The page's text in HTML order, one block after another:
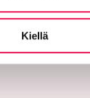
Kiellä
Siirtyy